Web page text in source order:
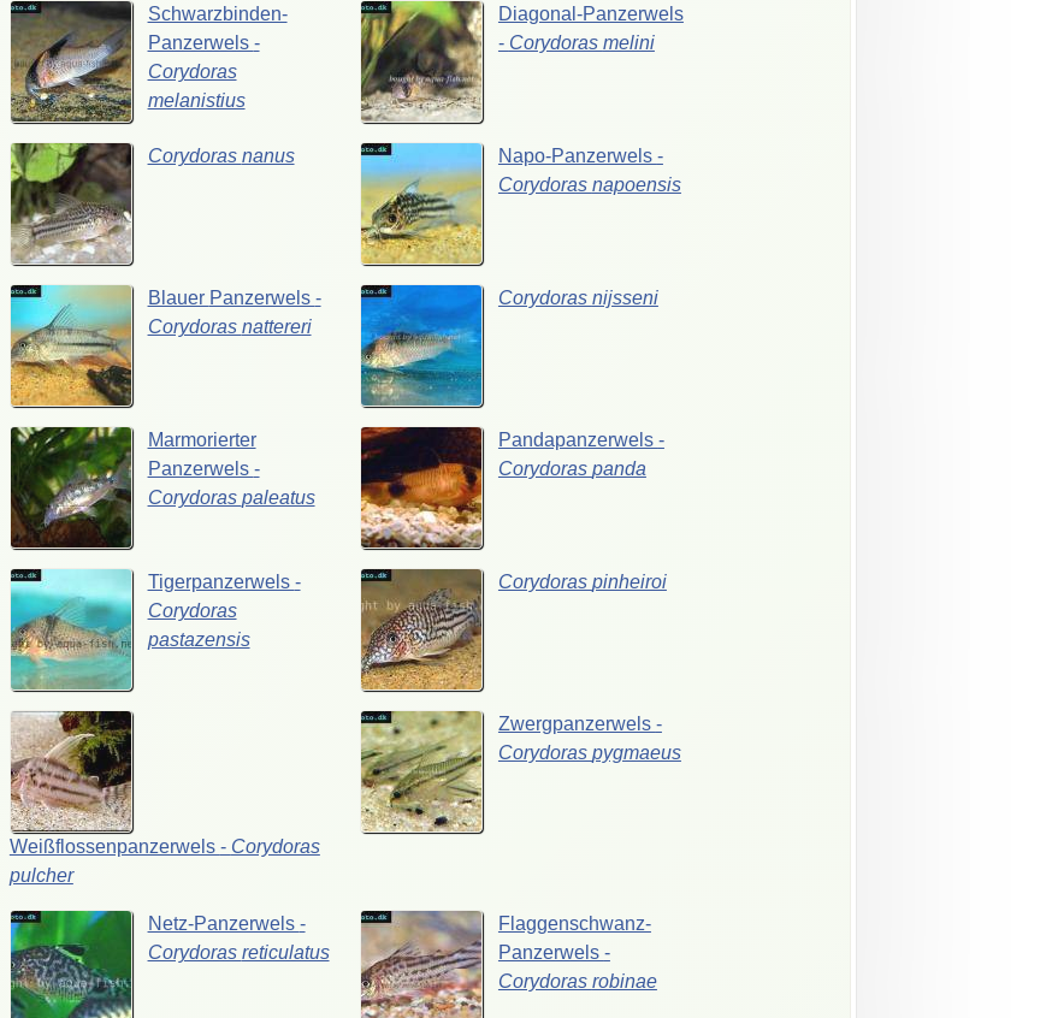
Schwarzbinden-
Panzerwels -
Corydoras
melanistius
Diagonal-Panzerwels
- Corydoras melini
Corydoras nanus Napo-Panzerwels -
Corydoras napoensis
Blauer Panzerwels -
Corydoras nattereri
Corydoras nijsseni
Marmorierter
Panzerwels -
Corydoras paleatus
Pandapanzerwels -
Corydoras panda
Tigerpanzerwels -
Corydoras
pastazensis
Corydoras pinheiroi
Weißflossenpanzerwels - Corydoras
pulcher
Zwergpanzerwels -
Corydoras pygmaeus
Netz-Panzerwels -
Corydoras reticulatus
Flaggenschwanz-
Panzerwels -
Corydoras robinae